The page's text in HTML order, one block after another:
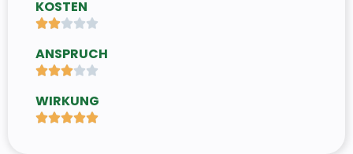
KOSTEN

ANSPRUCH

WIRKUNG
